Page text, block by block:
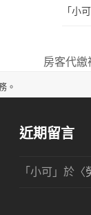
「 小可
next
房客代繳
。
近期留言
「小可 」於〈